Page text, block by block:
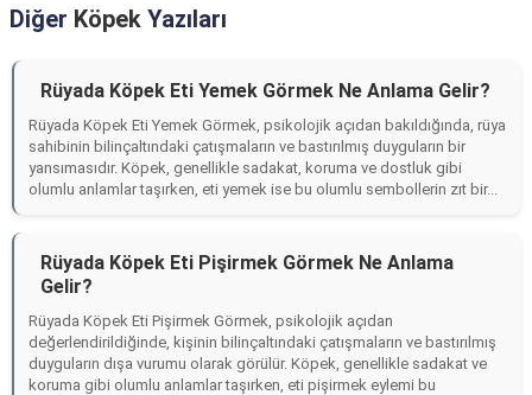
Diğer Köpek Yazıları
Rüyada Köpek Eti Yemek Görmek Ne Anlama Gelir?
Rüyada Köpek Eti Yemek Görmek, psikolojik açıdan bakıldığında, rüya
sahibinin bilinçaltındaki çatışmaların ve bastırılmış duyguların bir
yansımasıdır. Köpek, genellikle sadakat, koruma ve dostluk gibi
olumlu anlamlar taşırken, eti yemek ise bu olumlu sembollerin zıt bir...
Rüyada Köpek Eti Pişirmek Görmek Ne Anlama
Gelir?
Rüyada Köpek Eti Pişirmek Görmek, psikolojik açıdan
değerlendirildiğinde, kişinin bilinçaltındaki çatışmaların ve bastırılmış
duyguların dışa vurumu olarak görülür. Köpek, genellikle sadakat ve
koruma gibi olumlu anlamlar taşırken, eti pişirmek eylemi bu